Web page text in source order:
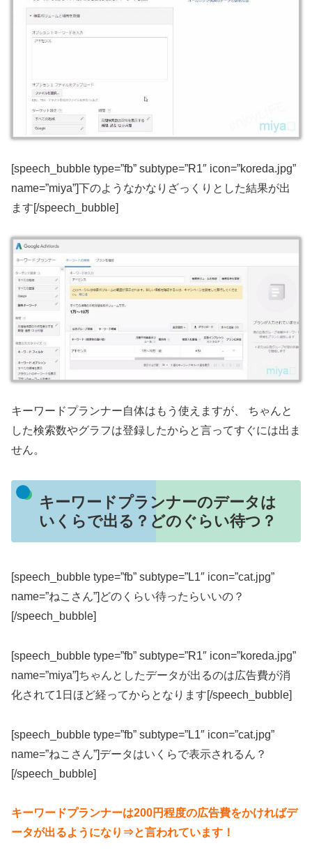
[speech_bubble type=”fb” subtype=”R1″ icon=”koreda.jpg”
name=”miya”]下のようなかなりざっくりとした結果が出
ます[/speech_bubble]
キーワードプランナー自体はもう使えますが、 ちゃんと
した検索数やグラフは登録したからと言ってすぐには出ま
せん。
キーワードプランナーのデータは
いくらで出る？どのぐらい待つ？
[speech_bubble type=”fb” subtype=”L1″ icon=”cat.jpg”
name=”ねこさん”]どのくらい待ったらいいの？
[/speech_bubble]
[speech_bubble type=”fb” subtype=”R1″ icon=”koreda.jpg”
name=”miya”]ちゃんとしたデータが出るのは広告費が消
化されて1日ほど経ってからとなります[/speech_bubble]
[speech_bubble type=”fb” subtype=”L1″ icon=”cat.jpg”
name=”ねこさん”]データはいくらで表示されるん？
[/speech_bubble]
キーワードプランナーは200円程度の広告費をかければデ
ータが出るようになり⇒と言われています！